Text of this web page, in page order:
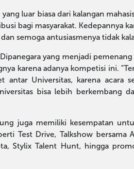
luar biasa dari kalangan
bagi masyarakat. Kedepannya
semoga antusiasmenya tidak
yang menjadi
karena adanya kompetisi ini.
antar Universitas, karena acara
bisa lebih berkembang
juga memiliki kesempatan
Test Drive, Talkshow bersama
Stylix Talent Hunt, hingga